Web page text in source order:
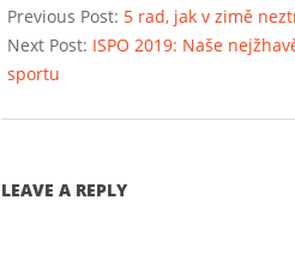
02-
06
Previous Post: 5 rad, jak v zimě
Next Post: ISPO 2019: Naše
sportu
LEAVE A REPLY